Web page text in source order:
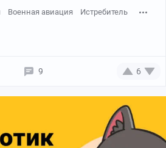
Военная авиация Истребитель
9 6